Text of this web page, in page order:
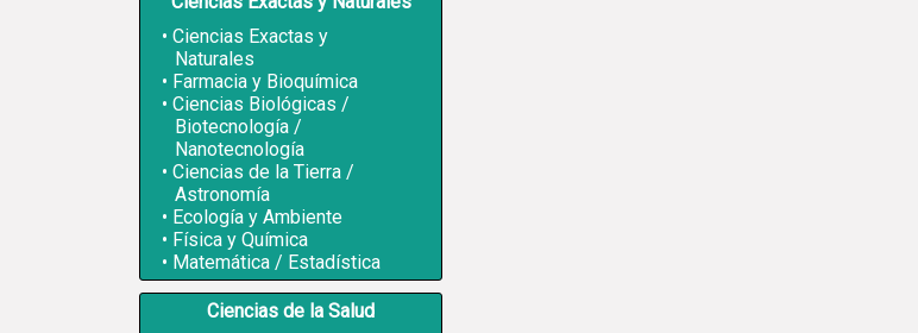
Ciencias Exactas y
Naturales
Farmacia y Bioquímica
Ciencias Biológicas /
Biotecnología /
Nanotecnología
Ciencias de la Tierra /
Astronomía
Ecología y Ambiente
Física y Química
Matemática / Estadística
Ciencias de la Salud